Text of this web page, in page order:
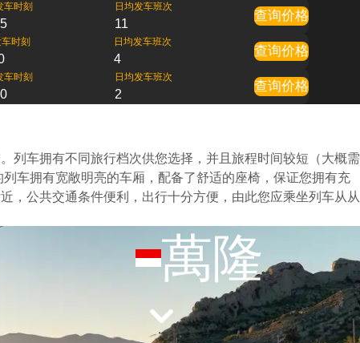
车时刻 日均发车班次
11
查询价格
时刻 日均发车班次
4
查询价格
车时刻 日均发车班次
2
查询价格
列车拥有不同旅行档次供您选择，并且旅程时间较短（大概需
车拥有宽敞明亮的车厢，配备了舒适的座椅，保证您拥有充
，公共交通条件便利，出行十分方便，由此您应乘坐列车从从
萬隆